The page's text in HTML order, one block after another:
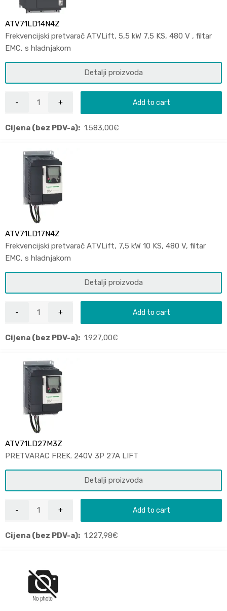
ATV71LD14N4Z
Frekvencijski pretvarač ATVLift, 5,5 kW 7,5 KS, 480 V , filtar
EMC, s hladnjakom
Detalji proizvoda
Add to cart
Cijena (bez PDV-a): 1.583,00€
ATV71LD17N4Z
Frekvencijski pretvarač ATVLift, 7,5 kW 10 KS, 480 V, filtar
EMC, s hladnjakom
Detalji proizvoda
Add to cart
Cijena (bez PDV-a): 1.927,00€
ATV71LD27M3Z
PRETVARAC FREK. 240V 3P 27A LIFT
Detalji proizvoda
Add to cart
Cijena (bez PDV-a): 1.227,98€